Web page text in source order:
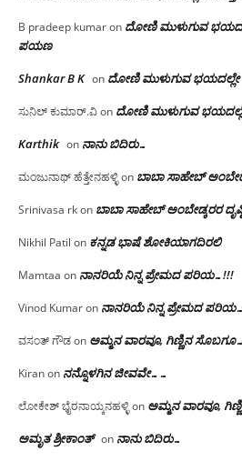
B pradeep kumaron ದೋಣಿ ಮುಳುಗುವ
ಪಯಣ
Shankar B K on ದೋಣಿ ಮುಳುಗುವ ಭಯದಲ್ಲೇ
ಸುನಿಲ್ ಕುಮಾರ್.ವಿon ದೋಣಿ ಮುಳುಗುವ
Karthik on ನಾನು ಬಿದಿರು…
ಮಂಜುನಾಥ್ ಹೆತ್ತೇನಹಳ್ಳಿon ಬಾಬಾ ಸಾಹೇಬ್
Srinivasa rkon ಬಾಬಾ ಸಾಹೇಬ್ ಅಂಬೇಡ್ಕರರ
Nikhil Patil on ಕನ್ನಡ ಭಾಷೆ ಶೋಕಿಯಾಗದಿರಲಿ
Mamtaa on ನಾನರಿಯೆ ನಿನ್ನ ಪ್ರೇಮದ ಪರಿಯ…!!!
Vinod Kumaron ನಾನರಿಯೆ ನಿನ್ನ ಪ್ರೇಮದ
ವಸಂತ್ ಗೌಡon ಅಮ್ಮನ ವಾರವೂ, ಗಿಣ್ಣಿನ ಸೊಬಗೂ…
Kiranon ನನ್ನೊಳಗಿನ ಜೀವವೇ……
ಲೋಕೇಶ್ ಭೈರನಾಯ್ಕನಹಳ್ಳಿon ಅಮ್ಮನ ವಾರವೂ,
ಅಮೃತ ಶ್ರೀಕಾಂತ್ on ನಾನು ಬಿದಿರು…